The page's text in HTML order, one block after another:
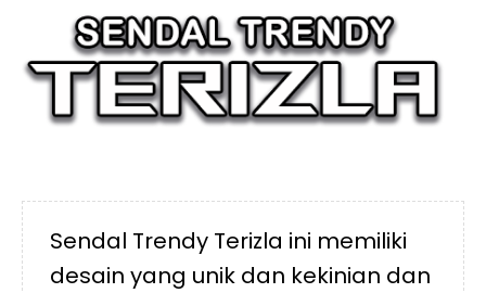
Sendal Trendy Terizla ini memiliki
desain yang unik dan kekinian dan